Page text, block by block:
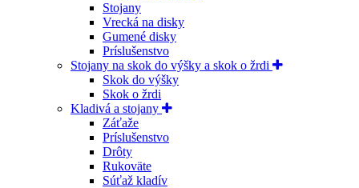
Stojany
Vrecká na disky
Gumené disky
Príslušenstvo
Stojany na skok do výšky a skok o žrdi
Skok do výšky
Skok o žrdi
Kladivá a stojany
Záťaže
Príslušenstvo
Drôty
Rukoväte
Súťaž kladív